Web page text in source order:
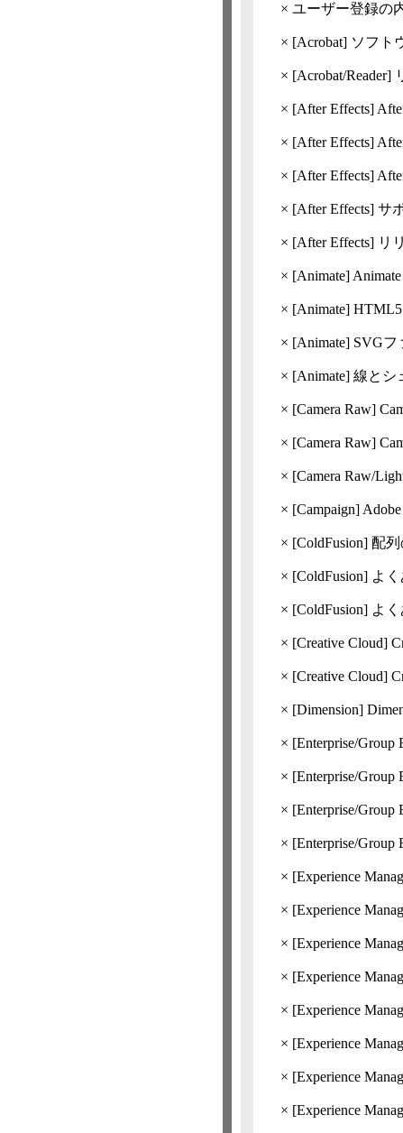
× ユーザー登録の
× [Acrobat] ソフト
× [Acrobat/Reader]
× [After Effects]
× [After Effects]
× [After Effects]
× [After Effects] サ
× [After Effects] リ
× [Animate]
× [Animate] HTML5
× [Animate] SVGフ
× [Animate] 線とシ
× [Camera Raw]
× [Camera Raw]
× [Camera Raw/
× [Campaign]
× [ColdFusion] 配
× [ColdFusion] よ
× [ColdFusion] よ
× [Creative Cloud]
× [Creative Cloud]
× [Dimension]
× [Enterprise/Group
× [Enterprise/Group
× [Enterprise/Group
× [Enterprise/Group
× [Experience
× [Experience
× [Experience
× [Experience
× [Experience
× [Experience
× [Experience
× [Experience